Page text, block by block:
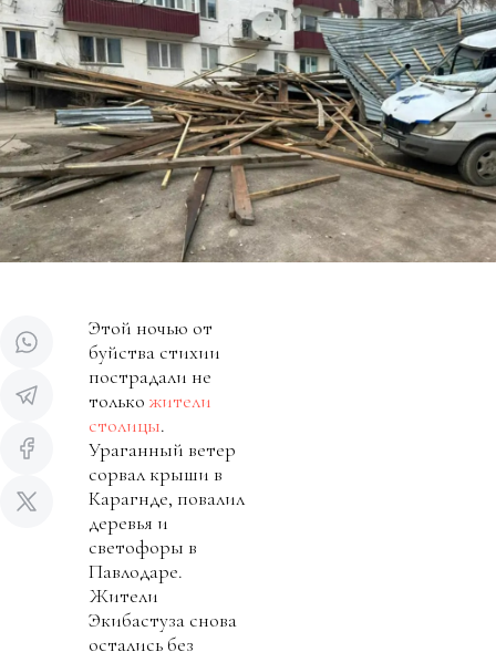
Этой ночью от
буйства стихии
пострадали не
только жители
столицы.
Ураганный ветер
сорвал крыши в
Карагнде, повалил
деревья и
светофоры в
Павлодаре.
Жители
Экибастуза снова
остались без